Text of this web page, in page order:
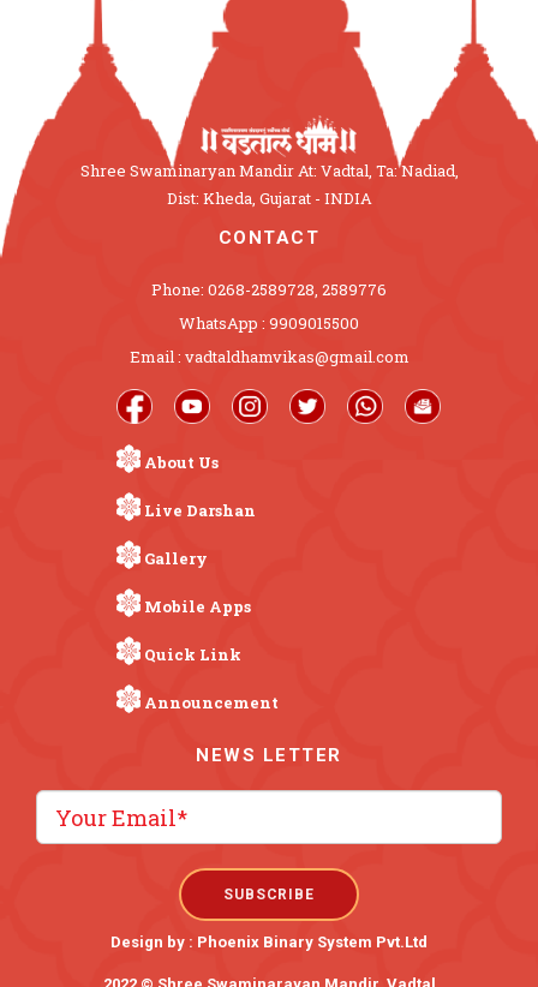
Shree Swaminaryan Mandir At: Vadtal, Ta: Nadiad,
Dist: Kheda, Gujarat - INDIA
CONTACT
Phone: 0268-2589728, 2589776
WhatsApp : 9909015500
Email : vadtaldhamvikas@gmail.com
About Us
Live Darshan
Gallery
Mobile Apps
Quick Link
Announcement
NEWS LETTER
Design by : Phoenix Binary System Pvt.Ltd